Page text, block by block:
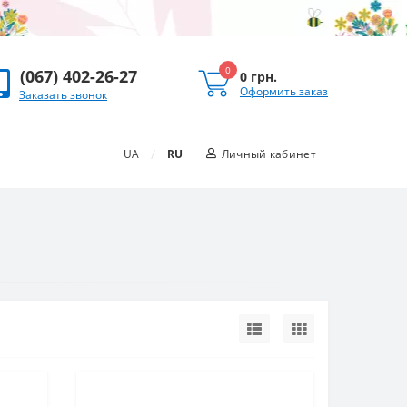
(067) 402-26-27
Заказать звонок
0 0 грн.
Оформить заказ
UA / RU Личный кабинет